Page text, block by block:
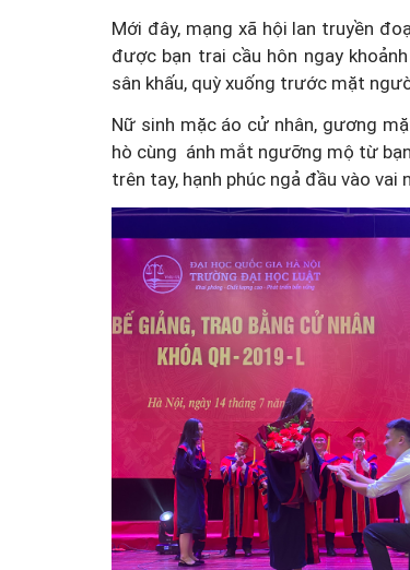
Mới đây, mạng xã hội lan truyền
được bạn trai cầu hôn ngay
sân khấu, quỳ xuống trước mặt
Nữ sinh mặc áo cử nhân, gương
hò cùng ánh mắt ngưỡng mộ từ
trên tay, hạnh phúc ngả đầu vào